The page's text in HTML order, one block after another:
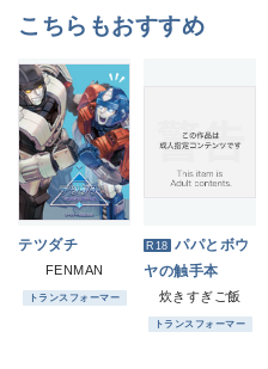
こちらもおすすめ
テツダチ
FENMAN
トランスフォーマー
R18 パパとボウ
ヤの触手本
炊きすぎご飯
トランスフォーマー